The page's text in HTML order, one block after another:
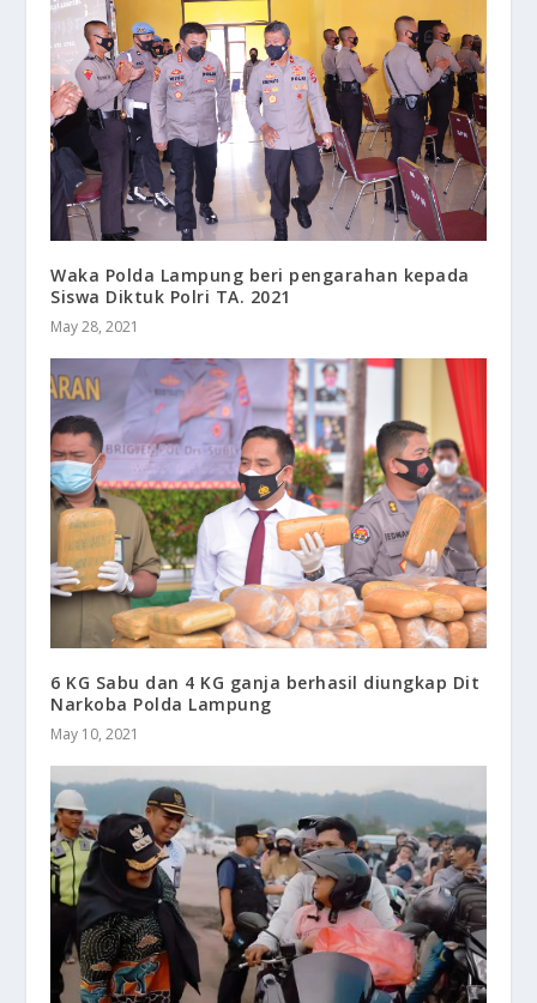
Waka Polda Lampung beri pengarahan kepada
Siswa Diktuk Polri TA. 2021
May 28, 2021
6 KG Sabu dan 4 KG ganja berhasil diungkap Dit
Narkoba Polda Lampung
May 10, 2021